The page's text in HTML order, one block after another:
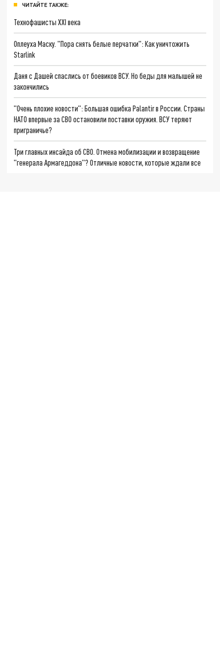
ЧИТАЙТЕ ТАКЖЕ:
Технофашисты XXI века
Оплеуха Маску. "Пора снять белые перчатки": Как уничтожить
Starlink
Даня с Дашей спаслись от боевиков ВСУ. Но беды для малышей не
закончились
"Очень плохие новости": Большая ошибка Palantir в России. Страны
НАТО впервые за СВО остановили поставки оружия. ВСУ теряют
приграничье?
Три главных инсайда об СВО. Отмена мобилизации и возвращение
"генерала Армагеддона"? Отличные новости, которые ждали все